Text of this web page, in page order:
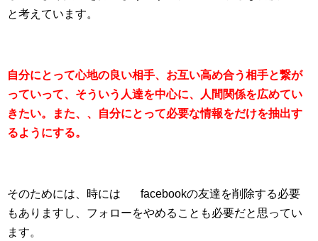
と考えています。
自分にとって心地の良い相手、お互い高め合う相手と繋が
っていって、そういう人達を中心に、人間関係を広めてい
きたい。また、、自分にとって必要な情報をだけを抽出す
るようにする。
そのためには、時には facebookの友達を削除する必要
もありますし、フォローをやめることも必要だと思ってい
ます。